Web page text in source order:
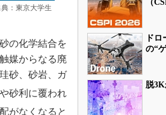
：東京大学生
の化学結合を
媒からなる廃
砂、砂岩、ガ
砂利に覆われ
がなくなると
（
ド
の“
脱